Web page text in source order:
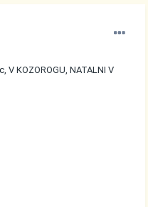
V KOZOROGU, NATALNI V